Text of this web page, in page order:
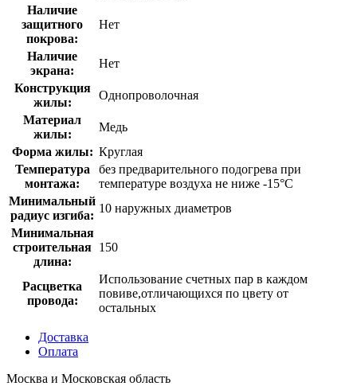
Наличие
защитного
покрова:
Нет
Наличие
экрана:
Нет
Конструкция
жилы:
Однопроволочная
Материал
жилы:
Медь
Форма жилы: Круглая
Температура
монтажа:
без предварительного подогрева при
температуре воздуха не ниже -15°С
Минимальный
радиус изгиба:
10 наружных диаметров
Минимальная
строительная
длина:
150
Расцветка
провода:
Использование счетных пар в каждом
повиве,отличающихся по цвету от
остальных
Доставка
Оплата
Москва и Московская область